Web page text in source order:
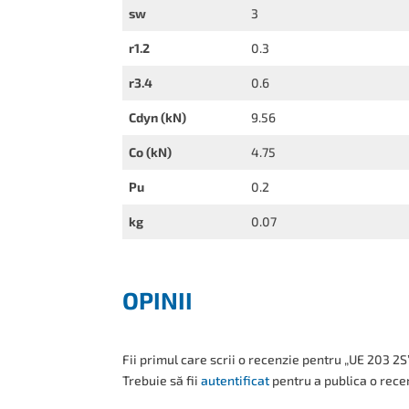
sw 3
r1.2 0.3
r3.4 0.6
Cdyn (kN) 9.56
Co (kN) 4.75
Pu 0.2
kg 0.07
OPINII
Fii primul care scrii o recenzie pentru „UE 203
Trebuie să fiiautentificat pentru a publica o